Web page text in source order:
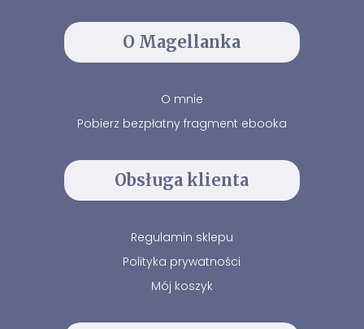
O Magellanka
O mnie
Pobierz bezpłatny fragment ebooka
Obsługa klienta
Regulamin sklepu
Polityka prywatności
Mój koszyk